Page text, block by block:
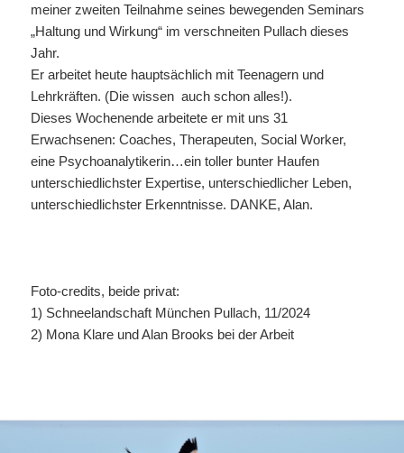
meiner zweiten Teilnahme seines bewegenden Seminars
„Haltung und Wirkung“ im verschneiten Pullach dieses
Jahr.
Er arbeitet heute hauptsächlich mit Teenagern und
Lehrkräften. (Die wissen auch schon alles!).
Dieses Wochenende arbeitete er mit uns 31
Erwachsenen: Coaches, Therapeuten, Social Worker,
eine Psychoanalytikerin…ein toller bunter Haufen
unterschiedlichster Expertise, unterschiedlicher Leben,
unterschiedlichster Erkenntnisse. DANKE, Alan.
Foto-credits, beide privat:
1) Schneelandschaft München Pullach, 11/2024
2) Mona Klare und Alan Brooks bei der Arbeit